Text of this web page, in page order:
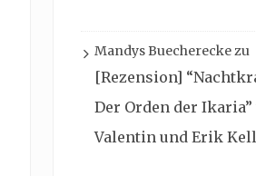
Mandys Buechereckezu
[Rezension]
Der Orden der
Valentin und Erik